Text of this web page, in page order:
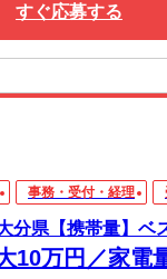
すぐ応募する
事務・受付・経理
分県【携帯量】ベ
10万円／家電